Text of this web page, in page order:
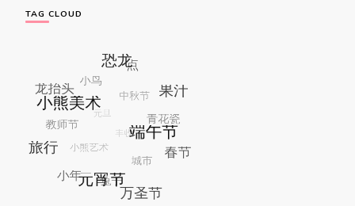
TAG CLOUD